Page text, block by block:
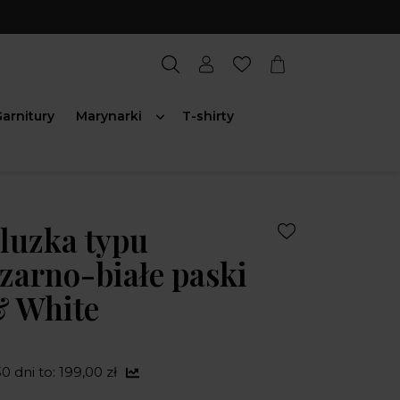
Marynarki T-shirty
typu
białe paski
White
dni to: 199,00 zł